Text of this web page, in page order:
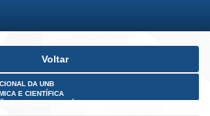
Voltar
DA UNB
E CIENTÍFICA